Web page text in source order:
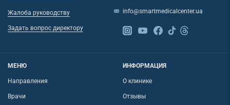
Жалоба руководству
Задать вопрос директору
info@smartmedicalcenter.ua
МЕНЮ
Направления
Врачи
ИНФОРМАЦИЯ
О клинике
Отзывы